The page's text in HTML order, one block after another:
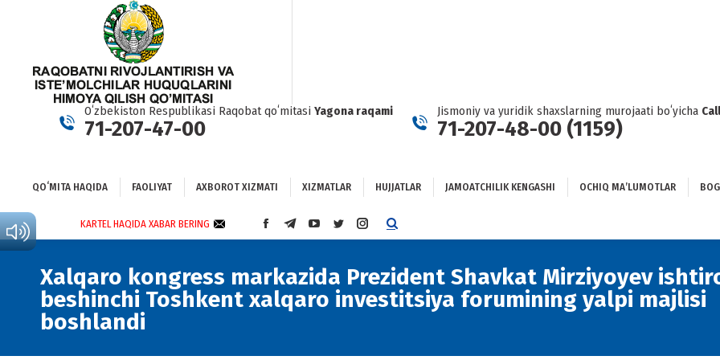
Oʻzbekiston Respublikasi Raqobat qoʻmitasi Yagona raqami
71-207-47-00
Jismoniy va yuridik shaxslarning murojaati boʻyicha
71-207-48-00 (1159)
QOʻMITA HAQIDA FAOLIYAT AXBOROT XIZMATI XIZMATLAR HUJJATLAR JAMOATCHILIK KENGASHI OCHIQ MAʼLUMOTLAR
KARTEL HAQIDA XABAR BERING
FACEBOOK
IN
NEW
WINDOW
TELEGRAM
IN
NEW
WINDOW
YOUTUBE
IN
NEW
WINDOW
TWITTER
IN
NEW
WINDOW
INSTAGRAM
IN
NEW
WINDOW
Xalqaro kongress markazida Prezident Shavkat Mirziyoyev
beshinchi Toshkent xalqaro investitsiya forumining yalpi majlisi
boshlandi
QOʻMITA HAQIDA FAOLIYAT